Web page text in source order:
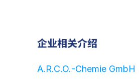
企业相关介绍
A.R.C.O.-Chemie GmbH